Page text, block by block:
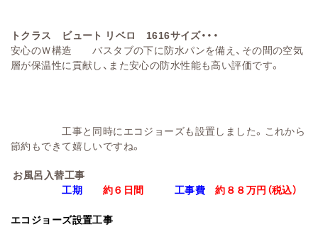
トクラス ビュート リベロ 1616サイズ・・・
安心のＷ構造 バスタブの下に防水パンを備え、その間の空気
層が保温性に貢献し、また安心の防水性能も高い評価です。
工事と同時にエコジョーズも設置しました。これから
節約もできて嬉しいですね。
お風呂入替工事
工期
約６日間 工事費 約８８万円 （税込）
エコジョーズ設置工事